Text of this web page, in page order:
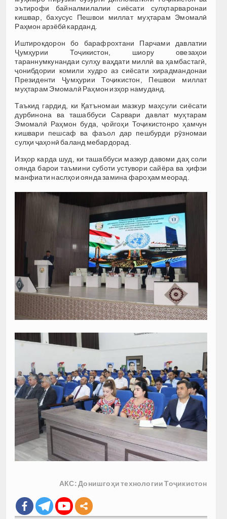
эътирофи байналмилалии сиёсати сулҳпарваронаи
кишвар, бахусус Пешвои миллат муҳтарам Эмомалӣ
Раҳмон арзёбӣ карданд.
Иштирокдорон бо барафрохтани Парчами давлатии
Ҷумҳурии Тоҷикистон, шиору овезаҳои
тараннумкунандаи сулҳу ваҳдати миллӣ ва ҳамбастагӣ,
ҷонибдории комили худро аз сиёсати хирадмандонаи
Президенти Ҷумҳурии Тоҷикистон, Пешвои миллат
муҳтарам Эмомалӣ Раҳмон изҳор намуданд.
Таъкид гардид, ки Қатъномаи мазкур маҳсули сиёсати
дурбинона ва ташаббуси Сарвари давлат муҳтарам
Эмомалӣ Раҳмон буда, ҷойгоҳи Тоҷикистонро ҳамчун
кишвари пешсаф ва фаъол дар пешбурди рӯзномаи
сулҳи ҷаҳонӣ баланд мебардорад.
Изҳор карда шуд, ки ташаббуси мазкур давоми даҳ соли
оянда барои таъмини суботи устувори сайёра ва ҳифзи
манфиати наслҳои оянда замина фароҳам меорад.
АКС: Донишгоҳи технологии Тоҷикистон